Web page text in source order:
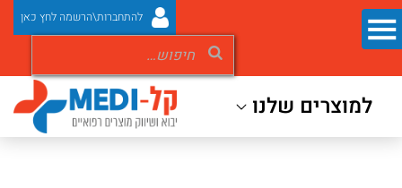
להתחברות\הרשמה לחץ כאן
למוצרים שלנו